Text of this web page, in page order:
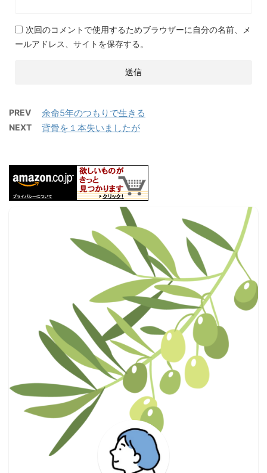
次回のコメントで使用するためブラウザーに自分の名前、メ
ールアドレス、サイトを保存する。
PREV 余命5年のつもりで生きる
NEXT 背骨を１本失いましたが